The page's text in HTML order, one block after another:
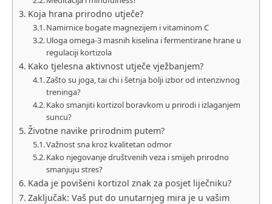
Koja hrana prirodno utječe?
Namirnice bogate magnezijem i vitaminom C
Uloga omega-3 masnih kiselina i fermentirane hrane u
regulaciji kortizola
Kako tjelesna aktivnost utječe vježbanjem?
Zašto su joga, tai chi i šetnja bolji izbor od intenzivnog
treninga?
Kako smanjiti kortizol boravkom u prirodi i izlaganjem
suncu?
Životne navike prirodnim putem?
Važnost sna kroz kvalitetan odmor
Kako njegovanje društvenih veza i smijeh prirodno
smanjuju stres?
Kada je povišeni kortizol znak za posjet liječniku?
Zaključak: Vaš put do unutarnjeg mira je u vašim